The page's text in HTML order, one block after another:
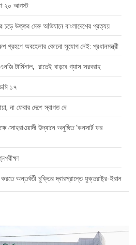
২০ আগস্ট
চড়ে উত্তর মেরু অভিযানে বাংলাদেশের প্রত্যয়
গ্রহণে অবহেলার কোনো সুযোগ নেই: প্রধানমন্ত্রী
টার্মিনাল, রাতেই বাড়বে গ্যাস সরবরাহ
১৭
না ফেরার দেশে স্বাগত দে
উদ্যানে অনুষ্ঠিত ‘কনসার্ট ফর
অন্তর্বর্তী চুক্তির দ্বারপ্রান্তে যুক্তরাষ্ট্র-ইরান